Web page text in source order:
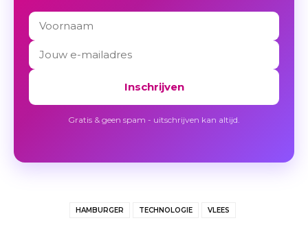
Inschrijven
Gratis & geen spam - uitschrijven kan altijd.
HAMBURGER TECHNOLOGIE VLEES